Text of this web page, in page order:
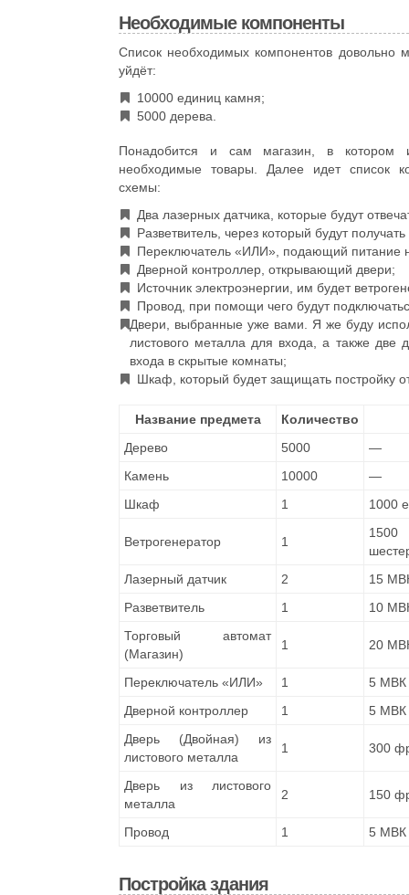
Необходимые компоненты
Список необходимых компонентов довольно
уйдёт:
10000 единиц камня;
5000 дерева.
Понадобится и сам магазин, в котором
необходимые товары. Далее идет список
схемы:
Два лазерных датчика, которые будут
Разветвитель, через который будут
Переключатель «ИЛИ», подающий питание
Дверной контроллер, открывающий двери;
Источник электроэнергии, им будет
Провод, при помощи чего будут
Двери, выбранные уже вами. Я же буду
листового металла для входа, а также две
входа в скрытые комнаты;
Шкаф, который будет защищать постройку
Название предмета
Количество
Дерево
5000
—
Камень
10000
—
Шкаф
1 1000
Ветрогенератор 1
1500
Лазерный датчик
2
15
Разветвитель
1
10
Торговый автомат
(Магазин)
1 20
Переключатель «ИЛИ» 1
5 МВК
Дверной контроллер
1
5 МВК
Дверь (Двойная) из
листового металла
1 300
Дверь из листового
металла
2 150
Провод 1 5 МВК
Постройка здания